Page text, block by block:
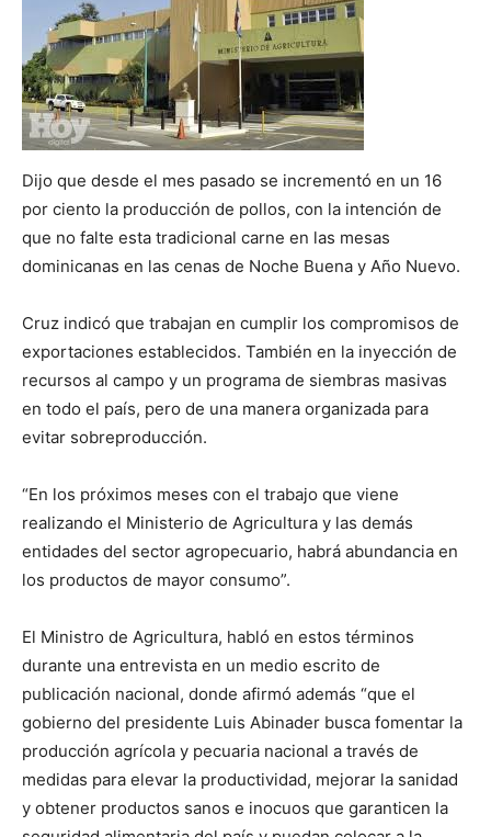
Dijo que desde el mes pasado se incrementó en un 16
por ciento la producción de pollos, con la intención de
que no falte esta tradicional carne en las mesas
dominicanas en las cenas de Noche Buena y Año Nuevo.
Cruz indicó que trabajan en cumplir los compromisos de
exportaciones establecidos. También en la inyección de
recursos al campo y un programa de siembras masivas
en todo el país, pero de una manera organizada para
evitar sobreproducción.
“En los próximos meses con el trabajo que viene
realizando el Ministerio de Agricultura y las demás
entidades del sector agropecuario, habrá abundancia en
los productos de mayor consumo”.
El Ministro de Agricultura, habló en estos términos
durante una entrevista en un medio escrito de
publicación nacional, donde afirmó además “que el
gobierno del presidente Luis Abinader busca fomentar la
producción agrícola y pecuaria nacional a través de
medidas para elevar la productividad, mejorar la sanidad
y obtener productos sanos e inocuos que garanticen la